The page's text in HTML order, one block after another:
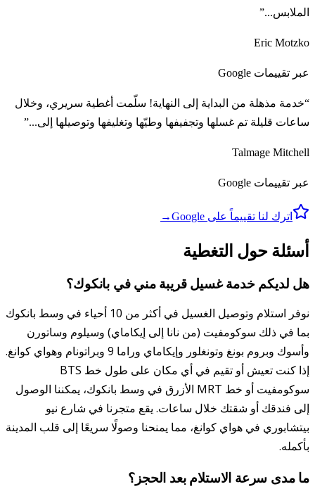
الملابس...”
Eric Motzko
عبر تقييمات Google
“خدمة مذهلة من البداية إلى النهاية! سلّمت أغطية سريري، وخلال
ساعات قليلة تم غسلها وتجفيفها وطيّها وتغليفها وتوصيلها إلى...”
Talmage Mitchell
عبر تقييمات Google
اترك لنا تقييماً على Google →
أسئلة حول التغطية
هل لديكم خدمة غسيل قريبة مني في بانكوك؟
نوفر استلام وتوصيل الغسيل في أكثر من 10 أحياء في وسط بانكوك
بما في ذلك سوكومفيت (من نانا إلى إيكاماي) وسيلوم وساتورن
وأسوك وبروم بونغ وتونغلور وإيكاماي وراما 9 وبراتونام وهواي كوانغ.
إذا كنت تعيش أو تقيم في أي مكان على طول خط BTS
سوكومفيت أو خط MRT الأزرق في وسط بانكوك، يمكننا الوصول
إلى فندقك أو شقتك خلال ساعات. يقع متجرنا في شارع نيو
بيتشابوري في هواي كوانغ، مما يمنحنا وصولًا سريعًا إلى قلب المدينة
بأكمله.
ما مدى سرعة الاستلام بعد الحجز؟